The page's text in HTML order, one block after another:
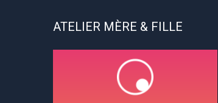
ATELIER MÈRE & FILLE